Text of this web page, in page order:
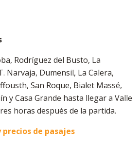
Rodríguez del Busto, La
Narvaja, Dumensil, La Calera,
San Roque, Bialet Massé,
y Casa Grande hasta llegar a Valle
horas después de la partida.
precios de pasajes